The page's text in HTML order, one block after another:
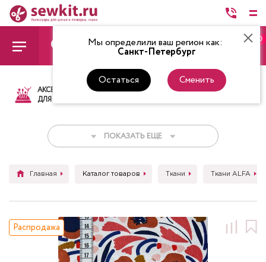
Мы определили ваш регион как:
Санкт-Петербург
Остаться Сменить
0
АКСЕССУАРЫ
ДЛЯ ШИТЬЯ
ТКАНИ НИТКИ
ПОКАЗАТЬ ЕЩЕ
Главная Каталог товаров Ткани Ткани ALFA
Распродажа